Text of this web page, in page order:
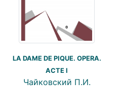
LA DAME DE PIQUE. OPERA.
ACTE I
Чайковский П.И.